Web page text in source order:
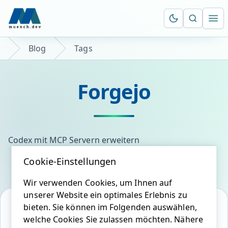
Suche
Blog Tags
Forgejo
Codex mit MCP Servern erweitern
Cookie-Einstellungen
Wir verwenden Cookies, um Ihnen auf
unserer Website ein optimales Erlebnis zu
bieten. Sie können im Folgenden auswählen,
welche Cookies Sie zulassen möchten. Nähere